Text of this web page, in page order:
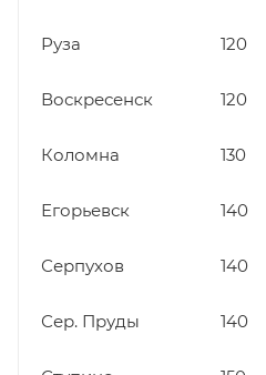
Руза 120
Воскресенск 120
Коломна 130
Егорьевск 140
Серпухов 140
Сер. Пруды 140